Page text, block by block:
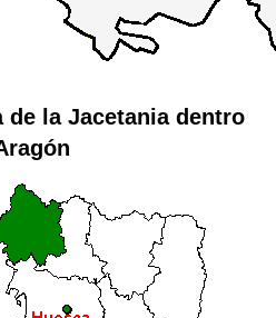
de la Jacetaniadentro